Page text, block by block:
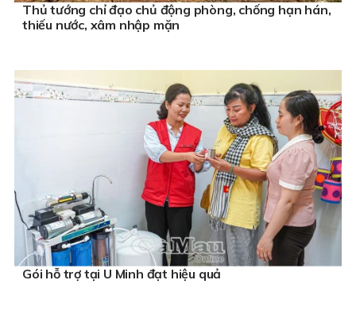
Thủ tướng chỉ đạo chủ động phòng, chống hạn hán,
thiếu nước, xâm nhập mặn
Gói hỗ trợ tại U Minh đạt hiệu quả